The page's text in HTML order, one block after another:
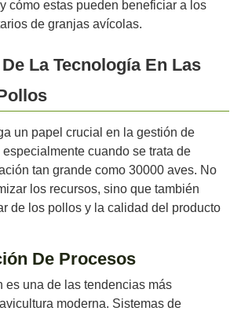
cómo estas pueden beneficiar a los
de granjas avícolas.
La Tecnología En Las
un papel crucial en la gestión de
cuando se trata de
tan grande como 30000 aves. No
los recursos, sino que también
de los pollos y la calidad del producto
De Procesos
es una de las tendencias más
moderna. Sistemas de